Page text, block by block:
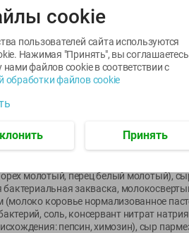
Икра
трески
тихоокеанской
деликатесная
Лунское море 120г
ж/б ключ
120г
ГХИ Местное
Известное
200г
15-28 из 78
высшего сорта, вода питьевая,
дезактивированные), соус
мука пшеничная, загустители:
кислота, дрожжи сухие неактивные,
молотый, перец белый молотый),
бактериальная закваска,
коровье нормализованное
соль, консервант нитрат
пепсин, химозин), сыр
cookie
пользователей сайта используются
Нажимая "Принять", вы соглашаетесь
нами файлов cookie в соответствии с
обработки файлов cookie
Принять